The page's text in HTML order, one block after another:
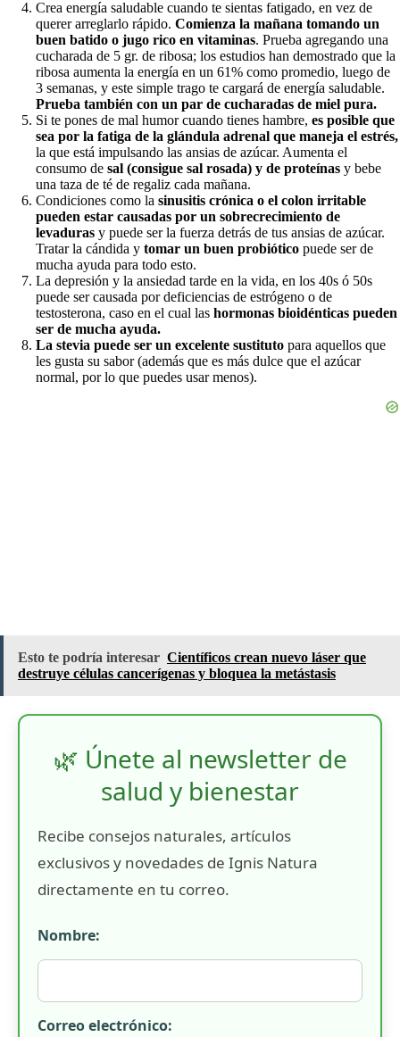
Crea energía saludable cuando te sientas fatigado, en vez de
querer arreglarlo rápido. Comienza la mañana tomando un
buen batido o jugo rico en vitaminas. Prueba agregando una
cucharada de 5 gr. de ribosa; los estudios han demostrado que la
ribosa aumenta la energía en un 61% como promedio, luego de
3 semanas, y este simple trago te cargará de energía saludable.
Prueba también con un par de cucharadas de miel pura.
Si te pones de mal humor cuando tienes hambre, es posible que
sea por la fatiga de la glándula adrenal que maneja el estrés,
la que está impulsando las ansias de azúcar. Aumenta el
consumo de sal (consigue sal rosada) y de proteínas y bebe
una taza de té de regaliz cada mañana.
Condiciones como la sinusitis crónica o el colon irritable
pueden estar causadas por un sobrecrecimiento de
levaduras y puede ser la fuerza detrás de tus ansias de azúcar.
Tratar la cándida y tomar un buen probiótico puede ser de
mucha ayuda para todo esto.
La depresión y la ansiedad tarde en la vida, en los 40s ó 50s
puede ser causada por deficiencias de estrógeno o de
testosterona, caso en el cual las hormonas bioidénticas pueden
ser de mucha ayuda.
La stevia puede ser un excelente sustituto para aquellos que
les gusta su sabor (además que es más dulce que el azúcar
normal, por lo que puedes usar menos).
Esto te podría interesar Científicos crean nuevo láser que
destruye células cancerígenas y bloquea la metástasis
🌿 Únete al newsletter de
salud y bienestar
Recibe consejos naturales, artículos
exclusivos y novedades de Ignis Natura
directamente en tu correo.
Nombre:
Correo electrónico: